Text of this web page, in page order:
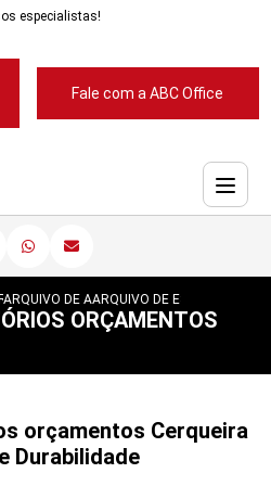
especialistas!
Fale com a ABC Office
ESCRITORIOS
ARQUIVO DE ACO PARA ESCRITORIOS
ARQUIVO DE ESCRITORIOS
ORÇAMENTOS
orçamentos Cerqueira
Durabilidade